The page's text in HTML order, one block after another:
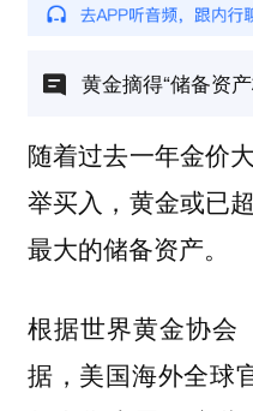
黄金摘得“储备资
随着过去一年金价
举买入，黄金或已
最大的储备资产。
根据世界黄金协会
据，美国海外全球